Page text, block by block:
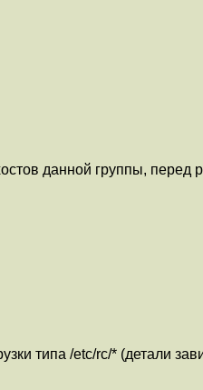
данной группы, перед
типа /etc/rc/* (детали